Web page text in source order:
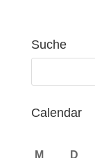
Suche
Calendar
M D